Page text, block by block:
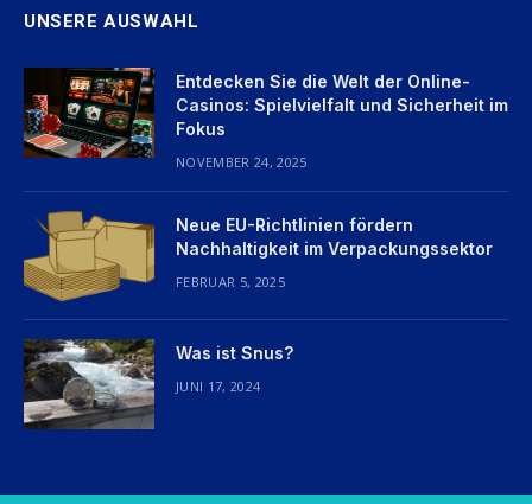
UNSERE AUSWAHL
Entdecken Sie die Welt der Online-
Casinos: Spielvielfalt und Sicherheit im
Fokus
NOVEMBER 24, 2025
Neue EU-Richtlinien fördern
Nachhaltigkeit im Verpackungssektor
FEBRUAR 5, 2025
Was ist Snus?
JUNI 17, 2024